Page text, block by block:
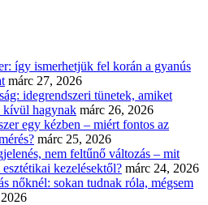
így ismerhetjük fel korán a gyanús
márc 27, 2026
idegrendszeri tünetek, amiket
kívül hagynak márc 26, 2026
egy kézben – miért fontos az
márc 25, 2026
nem feltűnő változás – mit
kezelésektől? márc 24, 2026
nőknél: sokan tudnak róla, mégsem